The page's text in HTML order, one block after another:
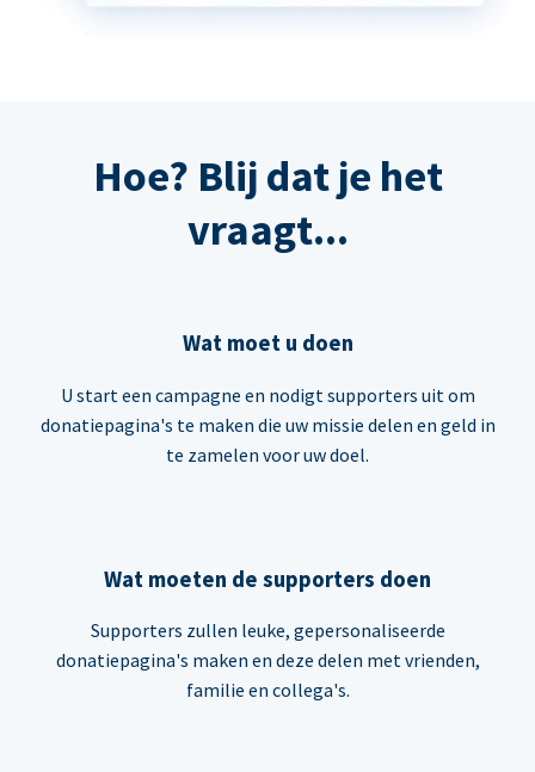
Hoe? Blij dat je het
vraagt...
Wat moet u doen
U start een campagne en nodigt supporters uit om
donatiepagina's te maken die uw missie delen en geld in
te zamelen voor uw doel.
Wat moeten de supporters doen
Supporters zullen leuke, gepersonaliseerde
donatiepagina's maken en deze delen met vrienden,
familie en collega's.